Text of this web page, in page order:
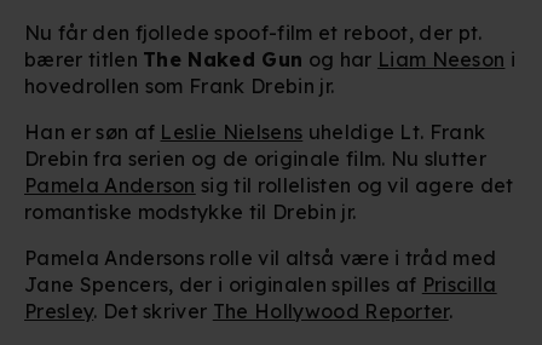
Nu får den fjollede spoof-film et reboot, der pt.
bærer titlen The Naked Gun og har Liam Neeson i
hovedrollen som Frank Drebin jr.
Han er søn af Leslie Nielsens uheldige Lt. Frank
Drebin fra serien og de originale film. Nu slutter
Pamela Anderson sig til rollelisten og vil agere det
romantiske modstykke til Drebin jr.
Pamela Andersons rolle vil altså være i tråd med
Jane Spencers, der i originalen spilles af ​​ Priscilla
Presley. Det skriver The Hollywood Reporter.